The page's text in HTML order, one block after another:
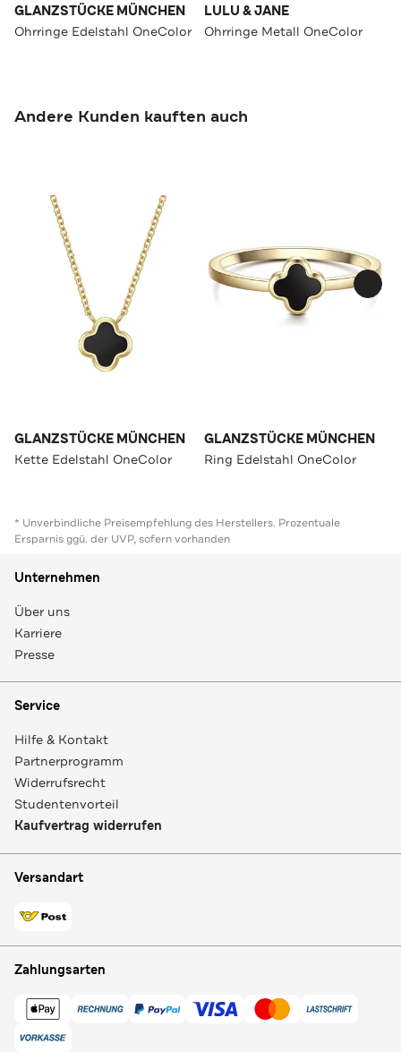
GLANZSTÜCKE MÜNCHEN
Ohrringe Edelstahl OneColor
LULU & JANE
Ohrringe Metall OneColor
Andere Kunden kauften auch
GLANZSTÜCKE MÜNCHEN
Kette Edelstahl OneColor
GLANZSTÜCKE MÜNCHEN
Ring Edelstahl OneColor
* Unverbindliche Preisempfehlung des Herstellers. Prozentuale
Ersparnis ggü. der UVP, sofern vorhanden
Unternehmen
Über uns
Karriere
Presse
Service
Hilfe & Kontakt
Partnerprogramm
Widerrufsrecht
Studentenvorteil
Kaufvertrag widerrufen
Versandart
Zahlungsarten